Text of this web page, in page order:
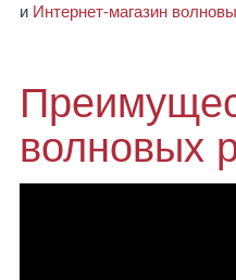
и Интернет-магазин
волновых